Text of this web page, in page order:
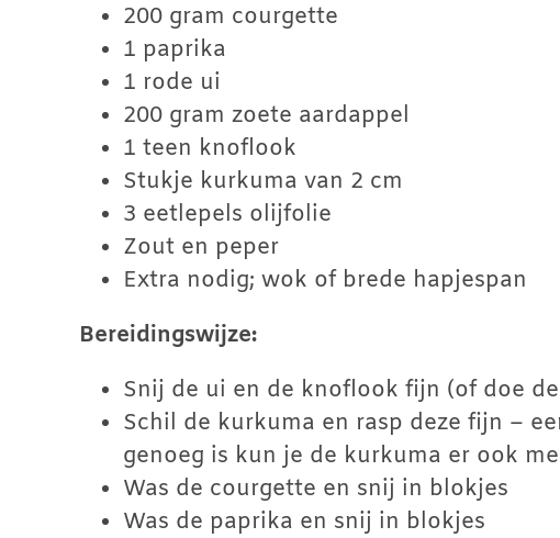
200 gram courgette
1 paprika
1 rode ui
200 gram zoete aardappel
1 teen knoflook
Stukje kurkuma van 2 cm
3 eetlepels olijfolie
Zout en peper
Extra nodig; wok of brede hapjespan
Bereidingswijze:
Snij de ui en de knoflook fijn (of doe
Schil de kurkuma en rasp deze fijn –
genoeg is kun je de kurkuma er ook
Was de courgette en snij in blokjes
Was de paprika en snij in blokjes